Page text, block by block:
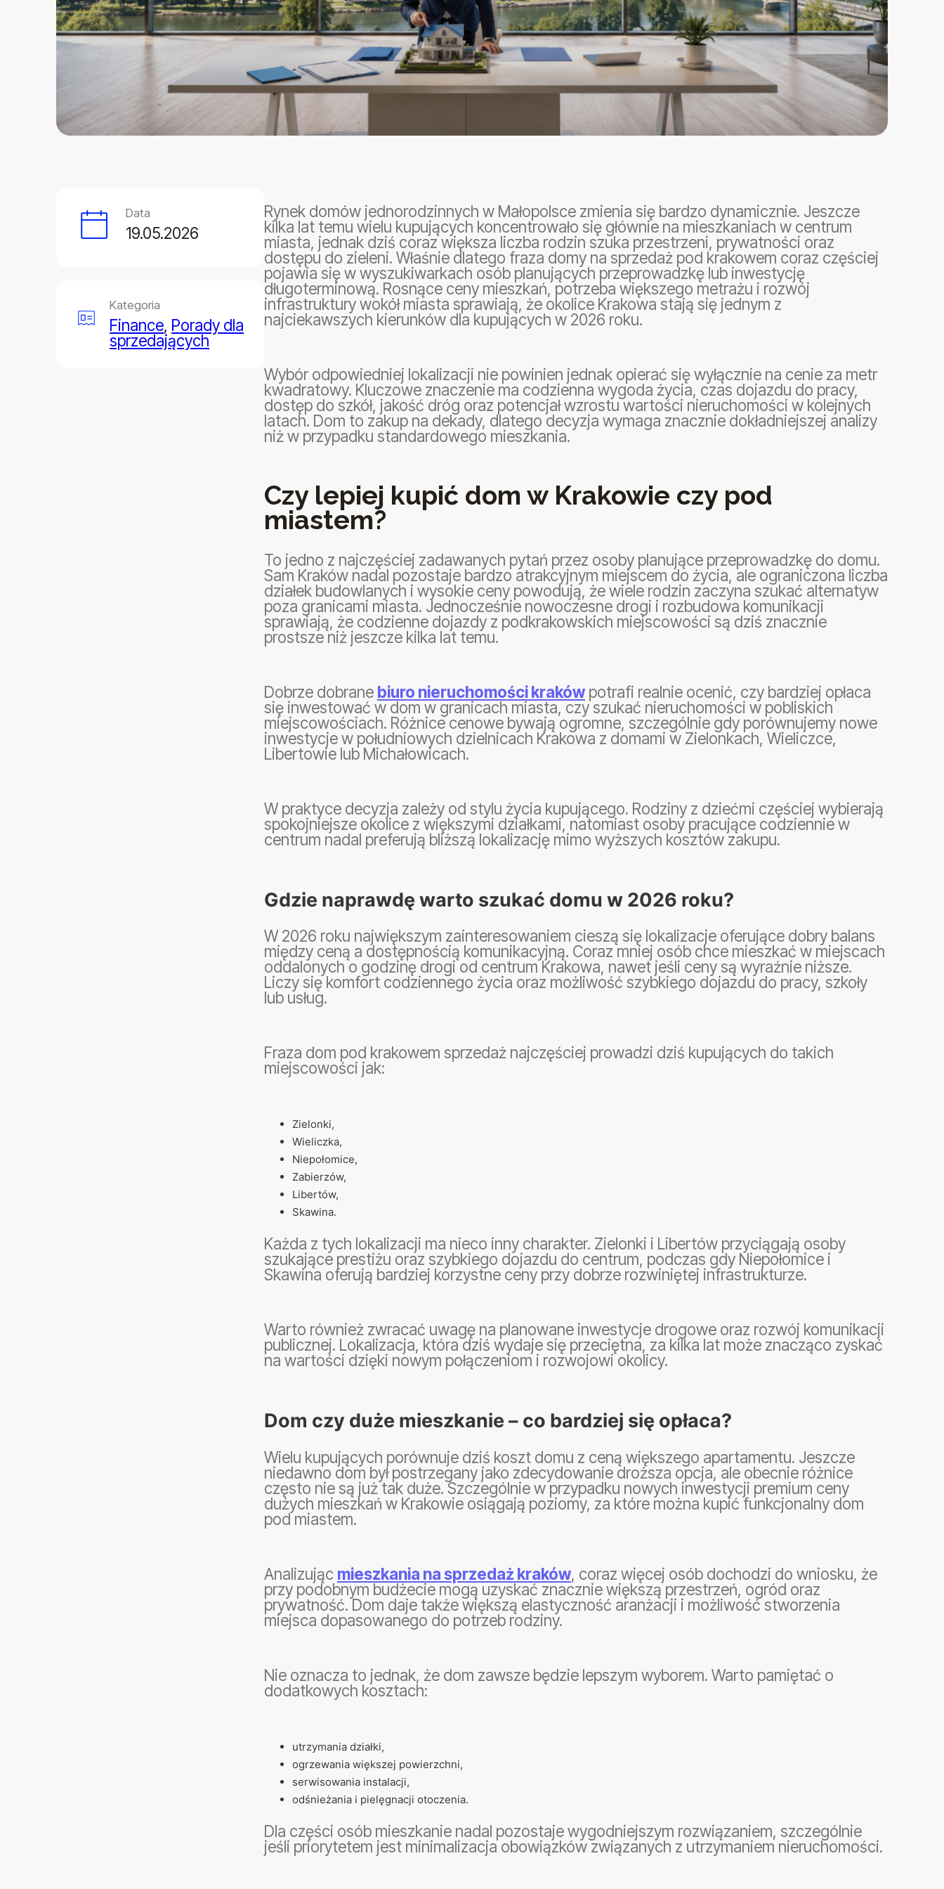
Data
19.05.2026
Kategoria
Finance, Porady dla
sprzedających
Rynek domów jednorodzinnych w Małopolsce zmienia się bardzo dynamicznie. Jeszcze
kilka lat temu wielu kupujących koncentrowało się głównie na mieszkaniach w centrum
miasta, jednak dziś coraz większa liczba rodzin szuka przestrzeni, prywatności oraz
dostępu do zieleni. Właśnie dlatego fraza domy na sprzedaż pod krakowem coraz częściej
pojawia się w wyszukiwarkach osób planujących przeprowadzkę lub inwestycję
długoterminową. Rosnące ceny mieszkań, potrzeba większego metrażu i rozwój
infrastruktury wokół miasta sprawiają, że okolice Krakowa stają się jednym z
najciekawszych kierunków dla kupujących w 2026 roku.
Wybór odpowiedniej lokalizacji nie powinien jednak opierać się wyłącznie na cenie za metr
kwadratowy. Kluczowe znaczenie ma codzienna wygoda życia, czas dojazdu do pracy,
dostęp do szkół, jakość dróg oraz potencjał wzrostu wartości nieruchomości w kolejnych
latach. Dom to zakup na dekady, dlatego decyzja wymaga znacznie dokładniejszej analizy
niż w przypadku standardowego mieszkania.
Czy lepiej kupić dom w Krakowie czy pod
miastem?
To jedno z najczęściej zadawanych pytań przez osoby planujące przeprowadzkę do domu.
Sam Kraków nadal pozostaje bardzo atrakcyjnym miejscem do życia, ale ograniczona liczba
działek budowlanych i wysokie ceny powodują, że wiele rodzin zaczyna szukać alternatyw
poza granicami miasta. Jednocześnie nowoczesne drogi i rozbudowa komunikacji
sprawiają, że codzienne dojazdy z podkrakowskich miejscowości są dziś znacznie
prostsze niż jeszcze kilka lat temu.
Dobrze dobrane biuro nieruchomości kraków potrafi realnie ocenić, czy bardziej opłaca
się inwestować w dom w granicach miasta, czy szukać nieruchomości w pobliskich
miejscowościach. Różnice cenowe bywają ogromne, szczególnie gdy porównujemy nowe
inwestycje w południowych dzielnicach Krakowa z domami w Zielonkach, Wieliczce,
Libertowie lub Michałowicach.
W praktyce decyzja zależy od stylu życia kupującego. Rodziny z dziećmi częściej wybierają
spokojniejsze okolice z większymi działkami, natomiast osoby pracujące codziennie w
centrum nadal preferują bliższą lokalizację mimo wyższych kosztów zakupu.
Gdzie naprawdę warto szukać domu w 2026 roku?
W 2026 roku największym zainteresowaniem cieszą się lokalizacje oferujące dobry balans
między ceną a dostępnością komunikacyjną. Coraz mniej osób chce mieszkać w miejscach
oddalonych o godzinę drogi od centrum Krakowa, nawet jeśli ceny są wyraźnie niższe.
Liczy się komfort codziennego życia oraz możliwość szybkiego dojazdu do pracy, szkoły
lub usług.
Fraza dom pod krakowem sprzedaż najczęściej prowadzi dziś kupujących do takich
miejscowości jak:
Zielonki,
Wieliczka,
Niepołomice,
Zabierzów,
Libertów,
Skawina.
Każda z tych lokalizacji ma nieco inny charakter. Zielonki i Libertów przyciągają osoby
szukające prestiżu oraz szybkiego dojazdu do centrum, podczas gdy Niepołomice i
Skawina oferują bardziej korzystne ceny przy dobrze rozwiniętej infrastrukturze.
Warto również zwracać uwagę na planowane inwestycje drogowe oraz rozwój komunikacji
publicznej. Lokalizacja, która dziś wydaje się przeciętna, za kilka lat może znacząco zyskać
na wartości dzięki nowym połączeniom i rozwojowi okolicy.
Dom czy duże mieszkanie – co bardziej się opłaca?
Wielu kupujących porównuje dziś koszt domu z ceną większego apartamentu. Jeszcze
niedawno dom był postrzegany jako zdecydowanie droższa opcja, ale obecnie różnice
często nie są już tak duże. Szczególnie w przypadku nowych inwestycji premium ceny
dużych mieszkań w Krakowie osiągają poziomy, za które można kupić funkcjonalny dom
pod miastem.
Analizując mieszkania na sprzedaż kraków, coraz więcej osób dochodzi do wniosku, że
przy podobnym budżecie mogą uzyskać znacznie większą przestrzeń, ogród oraz
prywatność. Dom daje także większą elastyczność aranżacji i możliwość stworzenia
miejsca dopasowanego do potrzeb rodziny.
Nie oznacza to jednak, że dom zawsze będzie lepszym wyborem. Warto pamiętać o
dodatkowych kosztach:
utrzymania działki,
ogrzewania większej powierzchni,
serwisowania instalacji,
odśnieżania i pielęgnacji otoczenia.
Dla części osób mieszkanie nadal pozostaje wygodniejszym rozwiązaniem, szczególnie
jeśli priorytetem jest minimalizacja obowiązków związanych z utrzymaniem nieruchomości.